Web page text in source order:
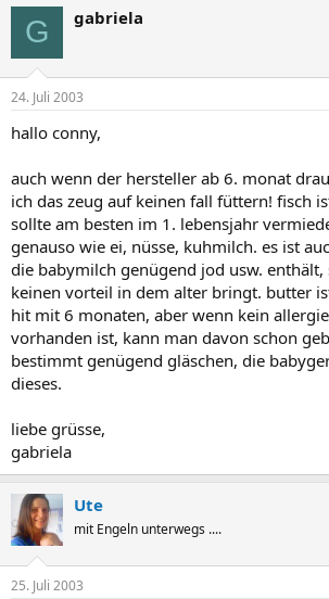
G gabriela
24. Juli 2003
hallo conny,
auch wenn der hersteller ab 6. monat
ich das zeug auf keinen fall füttern! fisch
sollte am besten im 1. lebensjahr
genauso wie ei, nüsse, kuhmilch. es ist
die babymilch genügend jod usw. enthält,
keinen vorteil in dem alter bringt. butter
hit mit 6 monaten, aber wenn kein
vorhanden ist, kann man davon schon
bestimmt genügend gläschen, die
dieses.
liebe grüsse,
gabriela
Ute
mit Engeln unterwegs ....
25. Juli 2003